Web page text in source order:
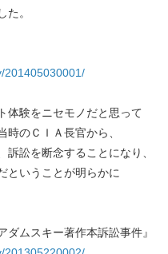
。
201405030001/
体験をニセモノだと思って
のＣＩＡ長官から、
訟を断念することになり、
ということが明らかに
ダムスキー著作本訴訟事件』